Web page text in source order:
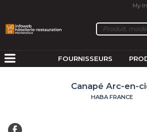
My
FOURNISSEURS
Canapé Arc-en-
HABA FRANCE